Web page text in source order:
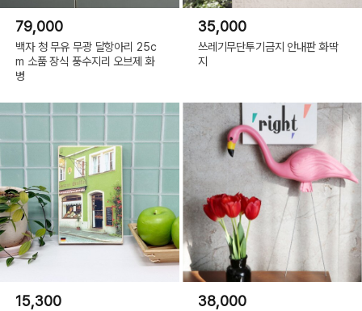
79,000
백자 청 무유 무광 달항아리 25c
m 소품 장식 풍수지리 오브제 화
병
35,000
쓰레기무단투기금지 안내판 화딱
지
15,300 38,000